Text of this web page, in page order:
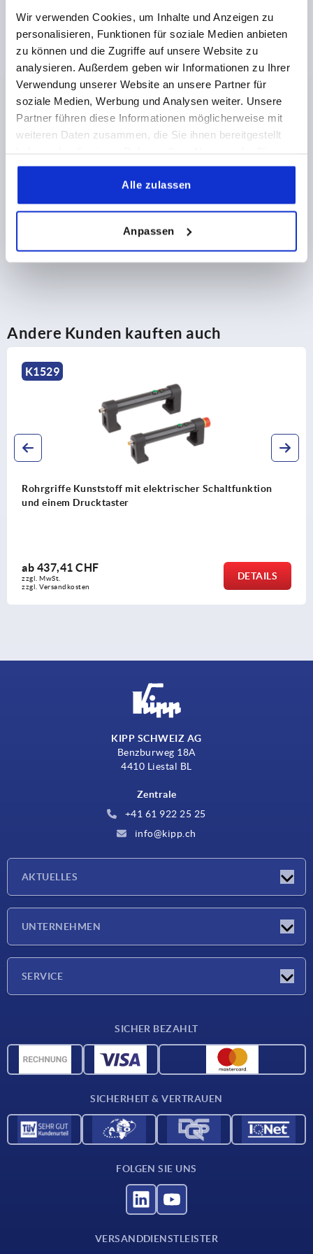
Wir verwenden Cookies, um Inhalte und Anzeigen zu
personalisieren, Funktionen für soziale Medien anbieten
zu können und die Zugriffe auf unsere Website zu
analysieren. Außerdem geben wir Informationen zu Ihrer
Verwendung unserer Website an unsere Partner für
soziale Medien, Werbung und Analysen weiter. Unsere
Partner führen diese Informationen möglicherweise mit
weiteren Daten zusammen, die Sie ihnen bereitgestellt
gesammelt haben.
Alle zulassen
Anpassen
2) LED rot
4) Drucktaster 1
6) Stecker, M12x1
H1=10
H2=60 L1=13
K1530.180
542,07 CHF
zzgl. MwSt.
zzgl. Versandkosten
DETAILS
Andere Kunden kauften auch
mit elektrischer Schaltfunktion
Drucktaster
CHF
Griffe
zzgl. MwSt.
zzgl.
KIPP SCHWEIZ AG
Benzburweg 18A
4410 Liestal BL
Zentrale
+41 61 922 25 25
info@kipp.ch
AKTUELLES
UNTERNEHMEN
SERVICE
CAD-Daten
SICHER BEZAHLT
SICHERHEIT & VERTRAUEN
FOLGEN SIE UNS
VERSANDDIENSTLEISTER